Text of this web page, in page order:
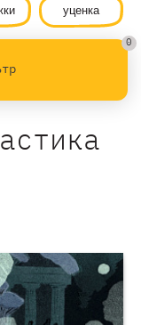
уценка
0